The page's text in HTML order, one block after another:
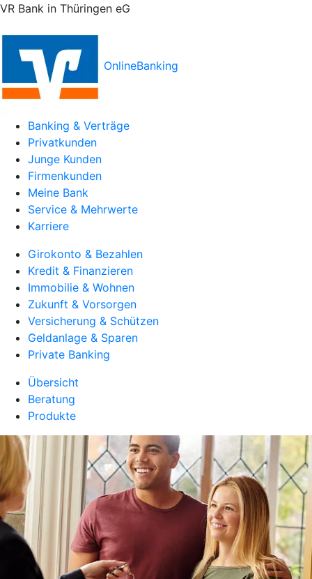
VR Bank in Thüringen eG
OnlineBanking
Banking & Verträge
Privatkunden
Junge Kunden
Firmenkunden
Meine Bank
Service & Mehrwerte
Karriere
Girokonto & Bezahlen
Kredit & Finanzieren
Immobilie & Wohnen
Zukunft & Vorsorgen
Versicherung & Schützen
Geldanlage & Sparen
Private Banking
Übersicht
Beratung
Produkte